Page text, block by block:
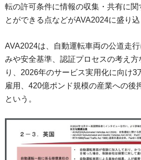
転の許可条件に情報の収集・共有に関
とができる点などがAVA2024に盛り込
AVA2024は、自動運転車両の公道走
みや安全基準、認証プロセスの考え方
り、2026年のサービス実用化に向け3
雇用、420億ポンド規模の産業への後
という。